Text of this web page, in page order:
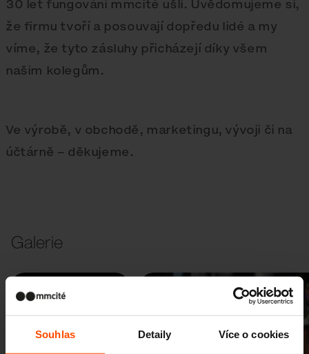
Souhlas Detaily Více o cookies
30 let fungování mmcité ušli. Uvědomujeme si,
že firmu tvoří a posouvají dopředu lidé a my
víme, že tyto zásluhy přicházejí díky všem
našim kolegům.
Ve výrobě, v obchodě, marketingu, vývoji či na
účtárně – děkujeme.
Galerie